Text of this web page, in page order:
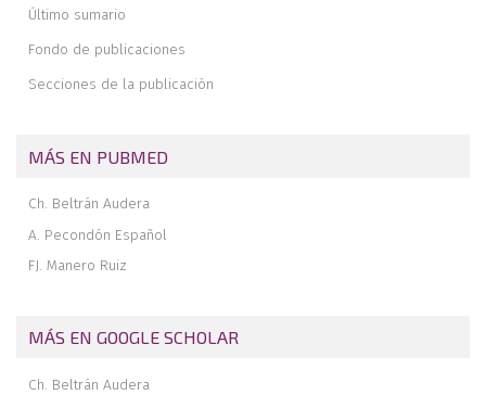
Agenda
Editorial
Último sumario
Fondo de publicaciones
Secciones de la publicación
MÁS EN PUBMED
Ch. Beltrán Audera
A. Pecondón Español
FJ. Manero Ruiz
MÁS EN GOOGLE SCHOLAR
Ch. Beltrán Audera